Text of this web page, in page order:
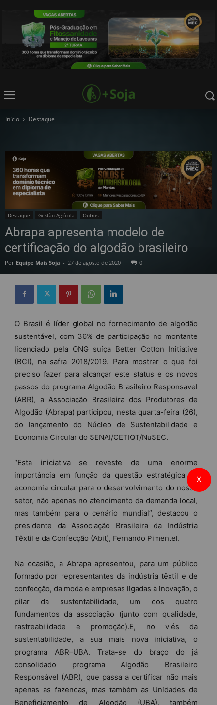
Início Destaque
Destaque Gestão Agrícola Outros
Abrapa apresenta modelo de
certificação do algodão brasileiro
Por Equipe Mais Soja - 27 de agosto de 2020 0
O Brasil é líder global no fornecimento de algodão
sustentável, com 36% de participação no montante
licenciado pela ONG suíça Better Cotton Initiative
(BCI), na safra 2018/2019. Para mostrar o que foi
preciso fazer para alcançar este status e os novos
passos do programa Algodão Brasileiro Responsável
(ABR), a Associação Brasileira dos Produtores de
Algodão (Abrapa) participou, nesta quarta-feira (26),
do lançamento do Núcleo de Sustentabilidade e
Economia Circular do SENAI/CETIQT/NuSEC.
“Esta iniciativa se reveste de uma enorme
importância em função da questão estratégica da
economia circular para o desenvolvimento do nosso
setor, não apenas no atendimento da demanda local,
mas também para o cenário mundial”, destacou o
presidente da Associação Brasileira da Indústria
Têxtil e da Confecção (Abit), Fernando Pimentel.
Na ocasião, a Abrapa apresentou, para um público
formado por representantes da indústria têxtil e de
confecção, da moda e empresas ligadas à inovação, o
pilar da sustentabilidade, um dos quatro
fundamentos da associação (junto com qualidade,
rastreabilidade e promoção).E, no viés da
sustentabilidade, a sua mais nova iniciativa, o
programa ABR–UBA. Trata-se do braço do já
consolidado programa Algodão Brasileiro
Responsável (ABR), que passa a certificar não mais
apenas as fazendas, mas também as Unidades de
Beneficiamento de Algodão (UBA), também
X